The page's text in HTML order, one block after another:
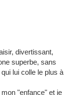
divertissant,
superbe, sans
lui colle le plus à
"enfance" et je